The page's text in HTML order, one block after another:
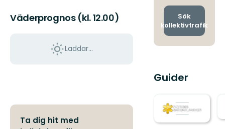
Väderprognos (kl. 12.00)
Laddar...
Ta dig hit med
och
Sök
kollektivtrafik
Guider